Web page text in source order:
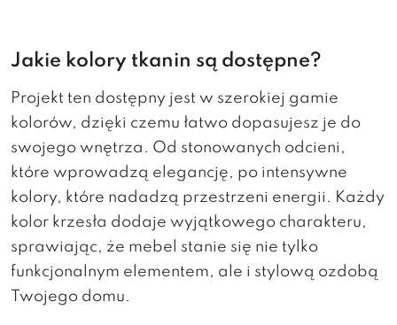
Jakie kolory tkanin są dostępne?
Projekt ten dostępny jest w szerokiej gamie
kolorów, dzięki czemu łatwo dopasujesz je do
swojego wnętrza. Od stonowanych odcieni,
które wprowadzą elegancję, po intensywne
kolory, które nadadzą przestrzeni energii. Każdy
kolor krzesła dodaje wyjątkowego charakteru,
sprawiając, że mebel stanie się nie tylko
funkcjonalnym elementem, ale i stylową ozdobą
Twojego domu.